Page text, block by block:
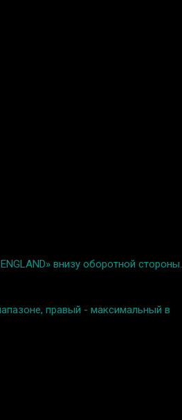
внизу оборотной стороны.
правый - максимальный в